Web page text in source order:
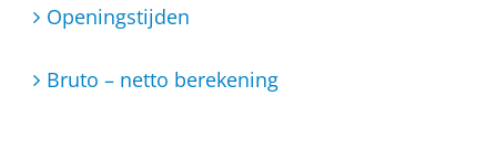
Openingstijden
Bruto – netto berekening